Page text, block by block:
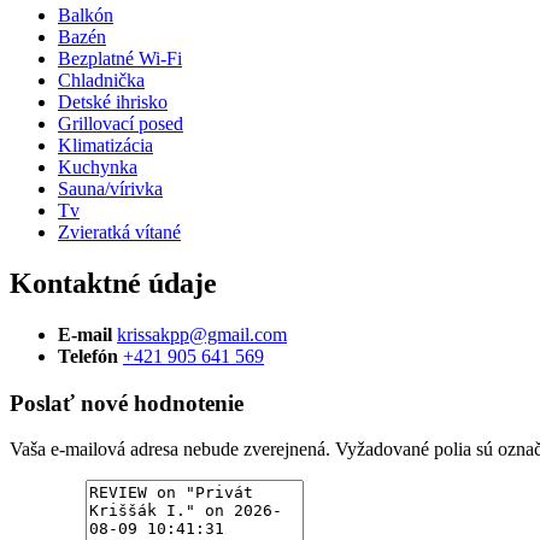
Balkón
Bazén
Bezplatné Wi-Fi
Chladnička
Detské ihrisko
Grillovací posed
Klimatizácia
Kuchynka
Sauna/vírivka
Tv
Zvieratká vítané
Kontaktné údaje
E-mail krissakpp@gmail.com
Telefón +421 905 641 569
Poslať nové hodnotenie
Vaša e-mailová adresa nebude zverejnená. Vyžadované polia sú